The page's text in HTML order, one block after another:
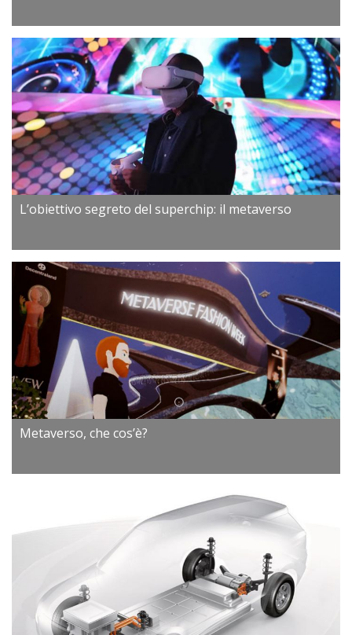
L’obiettivo segreto del superchip: il metaverso
Metaverso, che cos’è?